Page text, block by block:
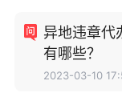
异地违章代
有哪些？
2023-03-10